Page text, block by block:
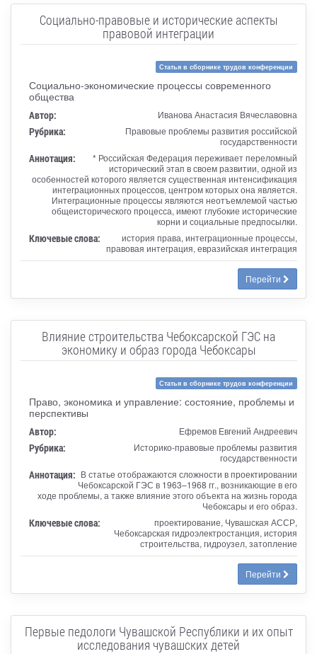
Социально-правовые и исторические аспекты
правовой интеграции
Статья в сборнике трудов конференции
Социально-экономические процессы современного
общества
Автор: Иванова Анастасия Вячеславовна
Рубрика:
Правовые проблемы развития российской
государственности
Аннотация:
* Российская Федерация переживает переломный
исторический этап в своем развитии, одной из
особенностей которого является существенная интенсификация
интеграционных процессов, центром которых она является.
Интеграционные процессы являются неотъемлемой частью
общеисторического процесса, имеют глубокие исторические
корни и социальные предпосылки.
Ключевые слова:
история права, интеграционные процессы,
правовая интеграция, евразийская интеграция
Перейти
Влияние строительства Чебоксарской ГЭС на
экономику и образ города Чебоксары
Статья в сборнике трудов конференции
Право, экономика и управление: состояние, проблемы и
перспективы
Автор: Ефремов Евгений Андреевич
Рубрика:
Историко-правовые проблемы развития
государственности
Аннотация: В статье отображаются сложности в проектировании
Чебоксарской ГЭС в 1963–1968 гг., возникающие в его
ходе проблемы, а также влияние этого объекта на жизнь города
Чебоксары и его образ.
Ключевые слова:
проектирование, Чувашская АССР,
Чебоксарская гидроэлектростанция, история
строительства, гидроузел, затопление
Перейти
Первые педологи Чувашской Республики и их опыт
исследования чувашских детей